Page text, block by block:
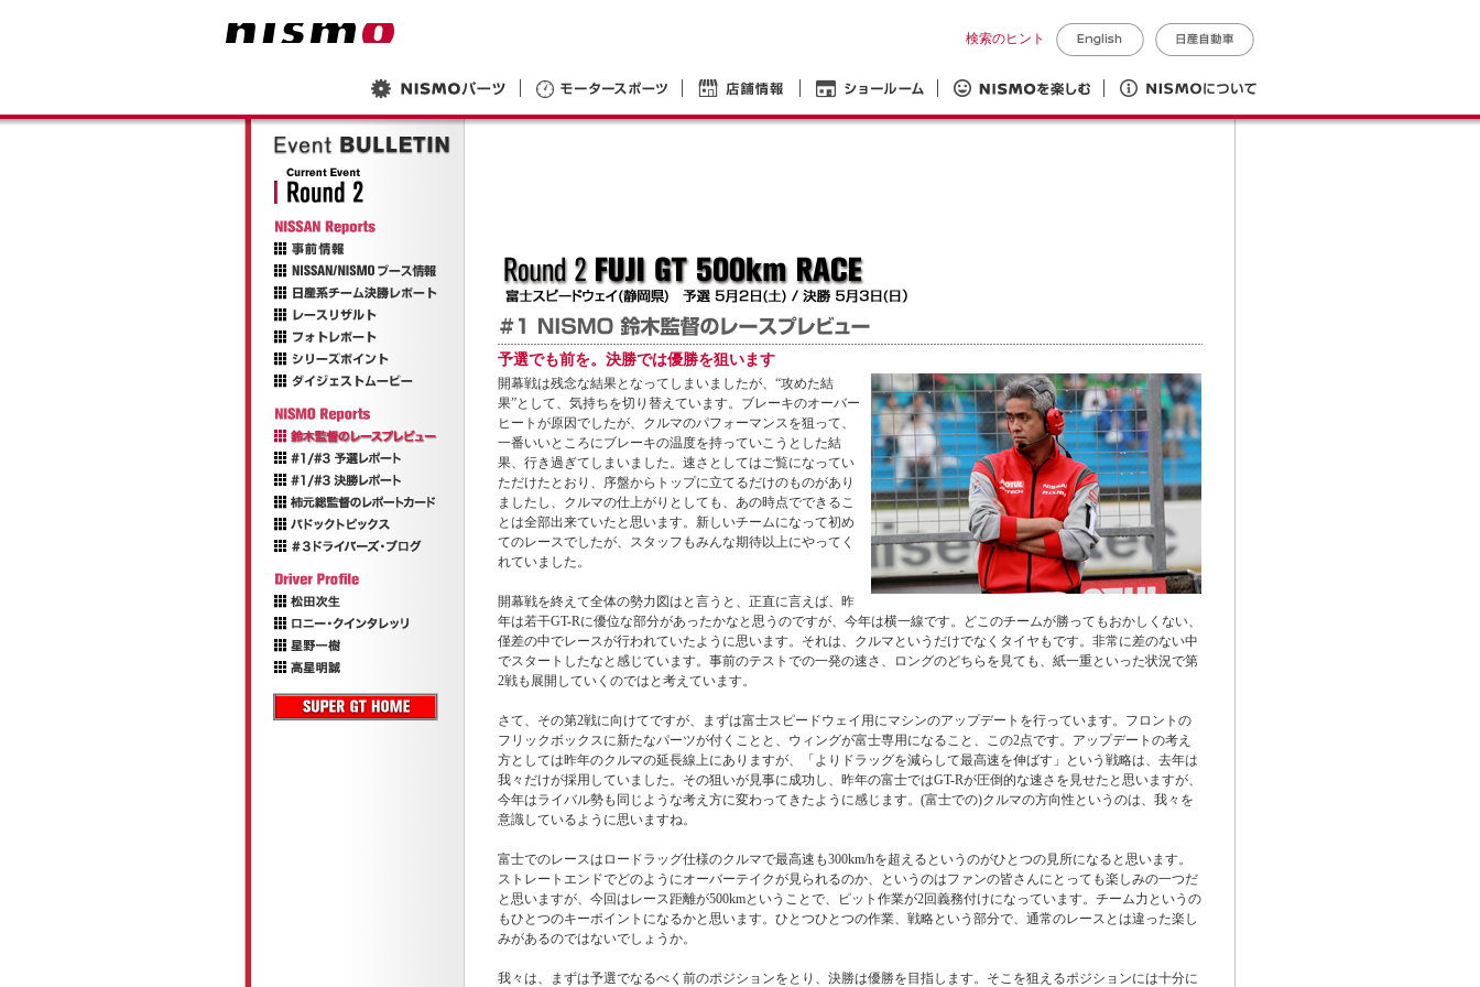
検索のヒント
予選でも前を。決勝では優勝を狙います
開幕戦は残念な結果となってしまいましたが、“攻めた結
果”として、気持ちを切り替えています。ブレーキのオーバー
ヒートが原因でしたが、クルマのパフォーマンスを狙って、
一番いいところにブレーキの温度を持っていこうとした結
果、行き過ぎてしまいました。速さとしてはご覧になってい
ただけたとおり、序盤からトップに立てるだけのものがあり
ましたし、クルマの仕上がりとしても、あの時点でできるこ
とは全部出来ていたと思います。新しいチームになって初め
てのレースでしたが、スタッフもみんな期待以上にやってく
れていました。
開幕戦を終えて全体の勢力図はと言うと、正直に言えば、昨
年は若干GT-Rに優位な部分があったかなと思うのですが、今年は横一線です。どこのチームが勝ってもおかしくない、
僅差の中でレースが行われていたように思います。それは、クルマというだけでなくタイヤもです。非常に差のない中
でスタートしたなと感じています。事前のテストでの一発の速さ、ロングのどちらを見ても、紙一重といった状況で第
2戦も展開していくのではと考えています。
さて、その第2戦に向けてですが、まずは富士スピードウェイ用にマシンのアップデートを行っています。フロントの
フリックボックスに新たなパーツが付くことと、ウィングが富士専用になること、この2点です。アップデートの考え
方としては昨年のクルマの延長線上にありますが、「よりドラッグを減らして最高速を伸ばす」という戦略は、去年は
我々だけが採用していました。その狙いが見事に成功し、昨年の富士ではGT-Rが圧倒的な速さを見せたと思いますが、
今年はライバル勢も同じような考え方に変わってきたように感じます。(富士での)クルマの方向性というのは、我々を
意識しているように思いますね。
富士でのレースはロードラッグ仕様のクルマで最高速も300km/hを超えるというのがひとつの見所になると思います。
ストレートエンドでどのようにオーバーテイクが見られるのか、というのはファンの皆さんにとっても楽しみの一つだ
と思いますが、今回はレース距離が500kmということで、ピット作業が2回義務付けになっています。チーム力というの
もひとつのキーポイントになるかと思います。ひとつひとつの作業、戦略という部分で、通常のレースとは違った楽し
みがあるのではないでしょうか。
我々は、まずは予選でなるべく前のポジションをとり、決勝は優勝を目指します。そこを狙えるポジションには十分に